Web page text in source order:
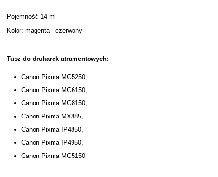
Pojemność 14 ml
Kolor: magenta - czerwony
Tusz do drukarek atramentowych:
Canon Pixma MG5250,
Canon Pixma MG6150,
Canon Pixma MG8150,
Canon Pixma MX885,
Canon Pixma IP4850,
Canon Pixma IP4950,
Canon Pixma MG5150